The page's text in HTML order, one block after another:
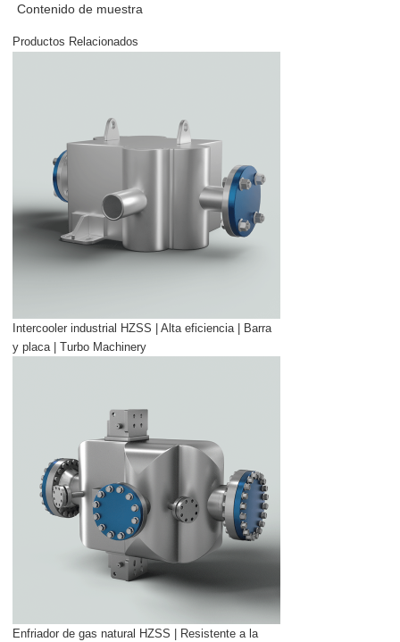
Contenido de muestra
Productos Relacionados
Intercooler industrial HZSS | Alta eficiencia | Barra
y placa | Turbo Machinery
Enfriador de gas natural HZSS | Resistente a la